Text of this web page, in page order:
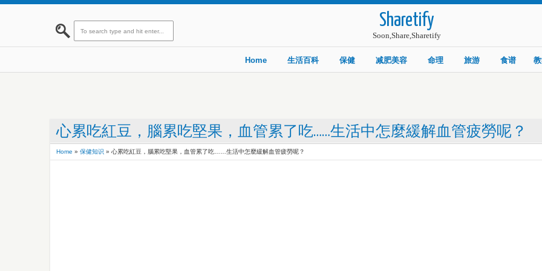
Sharetify
Soon,Share,Sharetify
Home 生活百科 保健 减肥美容 命理 旅游 食谱
心累吃紅豆，腦累吃堅果，血管累了吃……生活中怎麼緩解血管疲勞呢？
Home » 保健知识 » 心累吃紅豆，腦累吃堅果，血管累了吃……生活中怎麼緩解血管疲勞呢？